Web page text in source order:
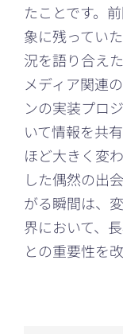
たことです。
象に残ってい
況を語り合え
メディア関連
ンの実装プロ
いて情報を共
ほど大きく変
した偶然の出
がる瞬間は、
界において、
との重要性を